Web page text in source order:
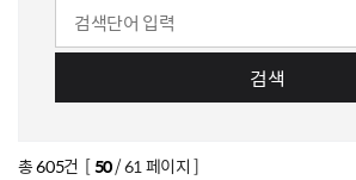
검색
총605건 [50/ 61 페이지 ]